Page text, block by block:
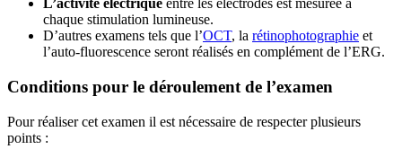
L’activité électrique entre les électrodes est mesurée à
chaque stimulation lumineuse.
D’autres examens tels que l’OCT, la rétinophotographie et
l’auto-fluorescence seront réalisés en complément de l’ERG.
Conditions pour le déroulement de l’examen
Pour réaliser cet examen il est nécessaire de respecter plusieurs
points :